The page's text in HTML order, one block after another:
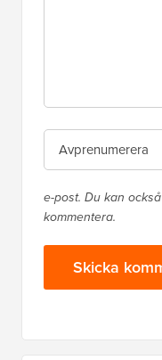
e-post. Du kan också
kommentera.